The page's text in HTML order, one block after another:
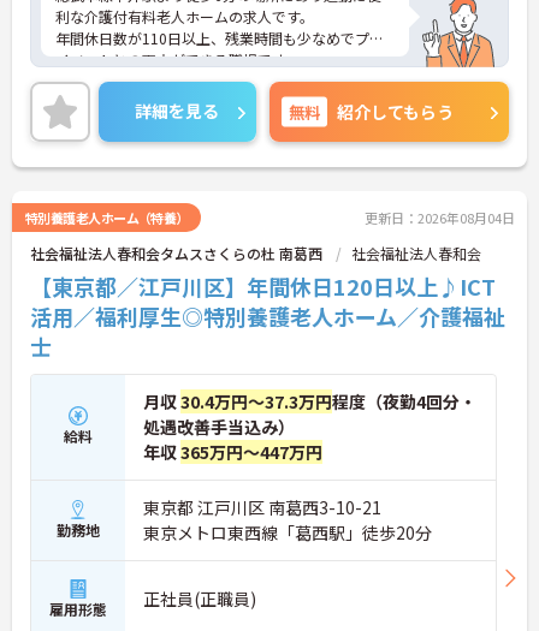
利な介護付有料老人ホームの求人です。
年間休日数が110日以上、残業時間も少なめでプラ
イベートとの両立ができる職場です。
東京都内に複数の施設を運営する企業ですので、長
期での就業も安心！！
ご興味ある方には、面接のポイントなど、さらに詳
細をお話致しますのでお気軽にご相談ください。
詳細を見る 無料 紹介してもらう
特別養護老人ホーム（特養） 更新日：2026年08月04日
社会福祉法人春和会タムスさくらの杜 南葛西 社会福祉法人春和会
【東京都／江戸川区】年間休日120日以上♪ICT
活用／福利厚生◎特別養護老人ホーム／介護福祉
士
給料
月収30.4万円～37.3万円程度（夜勤4回分・
処遇改善手当込み）
年収365万円～447万円
勤務地
東京都 江戸川区 南葛西3-10-21
東京メトロ東西線「葛西駅」徒歩20分
雇用形態 正社員(正職員)